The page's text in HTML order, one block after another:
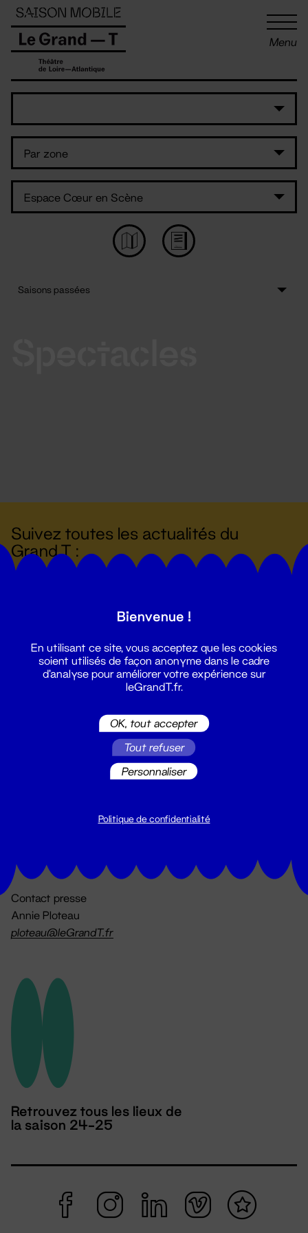
Menu
Suivez toutes les actualités du
Grand T :
billetterie@leGrandT.fr
Contact presse
Annie Ploteau
ploteau@leGrandT.fr
Retrouvez tous les lieux de
la saison 24-25
Panneau de gestion des cookies
Bienvenue !
En utilisant ce site, vous acceptez que les cookies
soient utilisés de façon anonyme dans le cadre
d'analyse pour améliorer votre expérience sur
leGrandT.fr.
OK, tout accepter
Tout refuser
Personnaliser
Politique de confidentialité